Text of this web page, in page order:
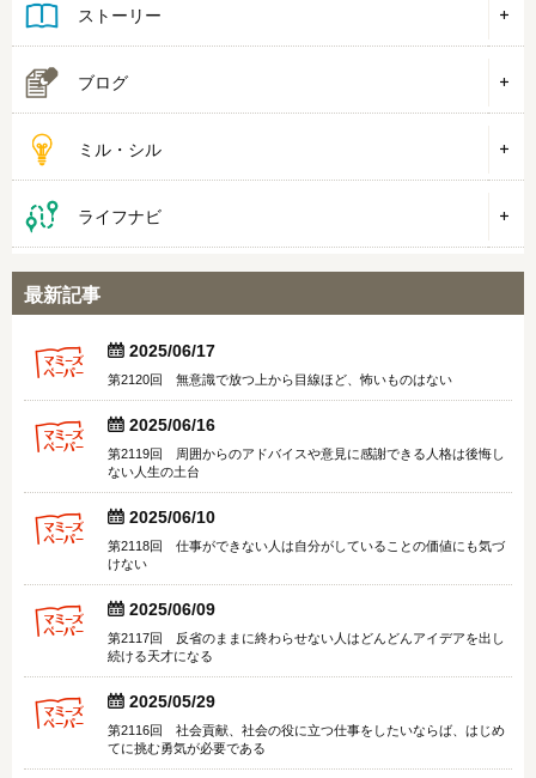
ストーリー
ブログ
ミル・シル
ライフナビ
最新記事
  2025/06/17
第2120回 無意識で放つ上から目線ほど、怖いものはない
  2025/06/16
第2119回 周囲からのアドバイスや意見に感謝できる人格は後悔し
ない人生の土台
  2025/06/10
第2118回 仕事ができない人は自分がしていることの価値にも気づ
けない
  2025/06/09
第2117回 反省のままに終わらせない人はどんどんアイデアを出し
続ける天才になる
  2025/05/29
第2116回 社会貢献、社会の役に立つ仕事をしたいならば、はじめ
てに挑む勇気が必要である